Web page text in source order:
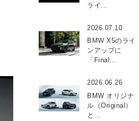
ライ...
2026.07.10
BMW X5のライ
ンアップに
「Final...
2026.06.26
BMW オリジナ
ル（Original）
と...